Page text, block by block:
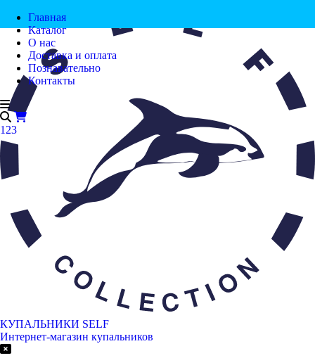
Главная
Каталог
О нас
Доставка и оплата
Познавательно
Контакты
123
КУПАЛЬНИКИ SELF
Интернет-магазин купальников